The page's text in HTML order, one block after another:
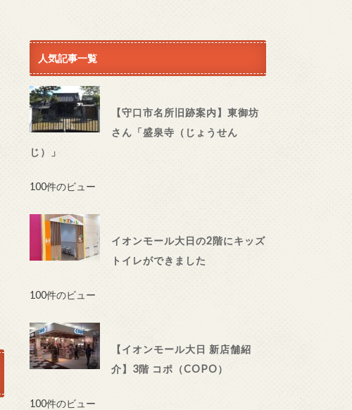
人気記事一覧
【守口市名所旧跡案内】東御坊
さん「盛泉寺（じょうせん
じ）」
100件のビュー
イオンモール大日の2階にキッズ
トイレができました
100件のビュー
【イオンモール大日 新店舗紹
介】3階 コポ（COPO）
100件のビュー